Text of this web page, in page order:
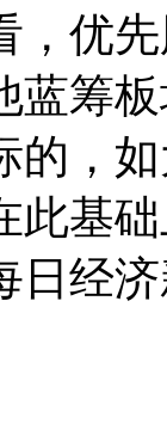
，优
蓝筹
的，
此基
日经